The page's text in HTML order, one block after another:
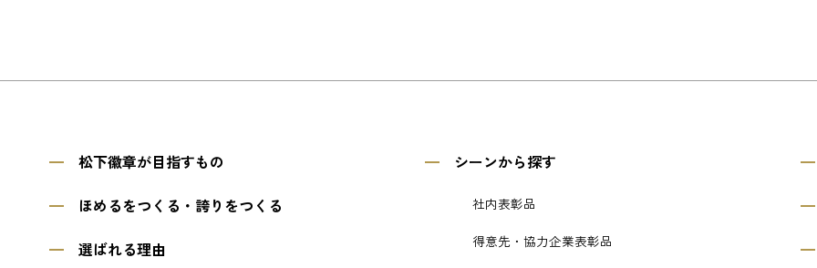
松下徽章が目指すもの
ほめるをつくる・誇りをつくる
選ばれる理由
シーンから探す
社内表彰品
得意先・協力企業表彰品